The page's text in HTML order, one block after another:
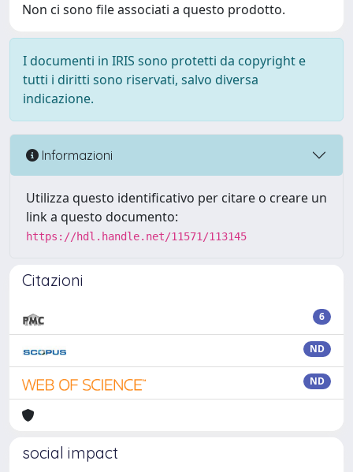
Non ci sono file associati a questo prodotto.
I documenti in IRIS sono protetti da copyright e
tutti i diritti sono riservati, salvo diversa
indicazione.
Informazioni
Utilizza questo identificativo per citare o creare un
link a questo documento:
https://hdl.handle.net/11571/113145
Citazioni
6
ND
ND
social impact